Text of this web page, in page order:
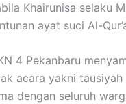
Khairunisa selaku
ayat suci Al-
4 Pekanbaru
acara yakni
dengan seluruh